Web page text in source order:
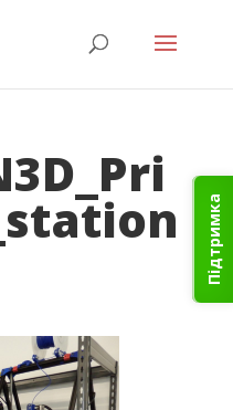
Підтримка